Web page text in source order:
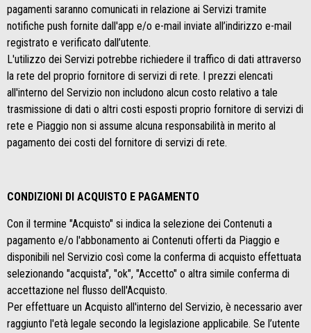
pagamenti saranno comunicati in relazione ai Servizi tramite
notifiche push fornite dall'app e/o e-mail inviate all’indirizzo e-mail
registrato e verificato dall’utente.
L'utilizzo dei Servizi potrebbe richiedere il traffico di dati attraverso
la rete del proprio fornitore di servizi di rete. I prezzi elencati
all'interno del Servizio non includono alcun costo relativo a tale
trasmissione di dati o altri costi esposti proprio fornitore di servizi di
rete e Piaggio non si assume alcuna responsabilità in merito al
pagamento dei costi del fornitore di servizi di rete.
CONDIZIONI DI ACQUISTO E PAGAMENTO
Con il termine "Acquisto" si indica la selezione dei Contenuti a
pagamento e/o l'abbonamento ai Contenuti offerti da Piaggio e
disponibili nel Servizio così come la conferma di acquisto effettuata
selezionando "acquista", "ok", "Accetto" o altra simile conferma di
accettazione nel flusso dell'Acquisto.
Per effettuare un Acquisto all'interno del Servizio, è necessario aver
raggiunto l'età legale secondo la legislazione applicabile. Se l’utente